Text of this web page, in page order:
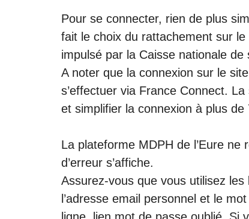
Pour se connecter, rien de plus
fait le choix du rattachement sur
impulsé par la Caisse nationale de
A noter que la connexion sur le
s’effectuer via France Connect.
et simplifier la connexion à plus de
La plateforme MDPH de l’Eure
d’erreur s’affiche.
Assurez-vous que vous utilisez
l’adresse email personnel et le